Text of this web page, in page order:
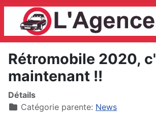
Rétromobile 2020,
maintenant !!
Détails
Catégorie parente: News